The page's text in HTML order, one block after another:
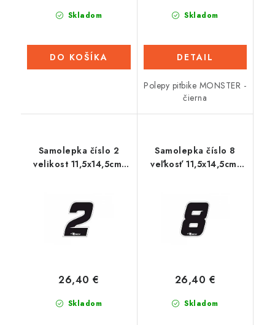
Skladom
DO KOŠÍKA
Skladom
DETAIL
Polepy pitbike MONSTER -
čierna
Samolepka číslo 2
velikost 11,5x14,5cm,
Skladom
26,40 €
Samolepka číslo 8
veľkosť 11,5x14,5cm,
Skladom
26,40 €